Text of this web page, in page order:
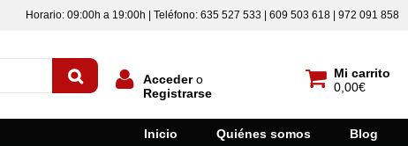
Horario: 09:00h a 19:00h | Teléfono: 635 527 533 | 609 503 618 | 972 091 858
Mi carrito
0,00€
Accedero
Registrarse
Inicio Quiénes somos Blog